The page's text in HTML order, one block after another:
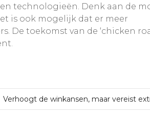
technologieën. Denk aan de
is ook mogelijk dat er meer
toekomst van de ‘chicken
Verhoogt de winkansen, maar vereist